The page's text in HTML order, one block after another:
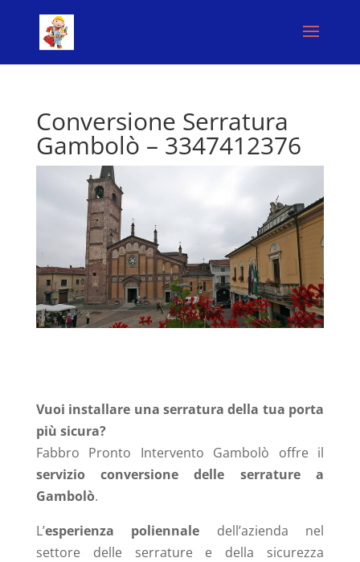
Conversione Serratura
Gambolò – 3347412376
Vuoi installare una serratura della tua porta
più sicura?
Fabbro Pronto Intervento Gambolò
offre il
servizio conversione delle serrature a
Gambolò.
L’esperienza poliennale dell’azienda nel
settore delle serrature e della sicurezza